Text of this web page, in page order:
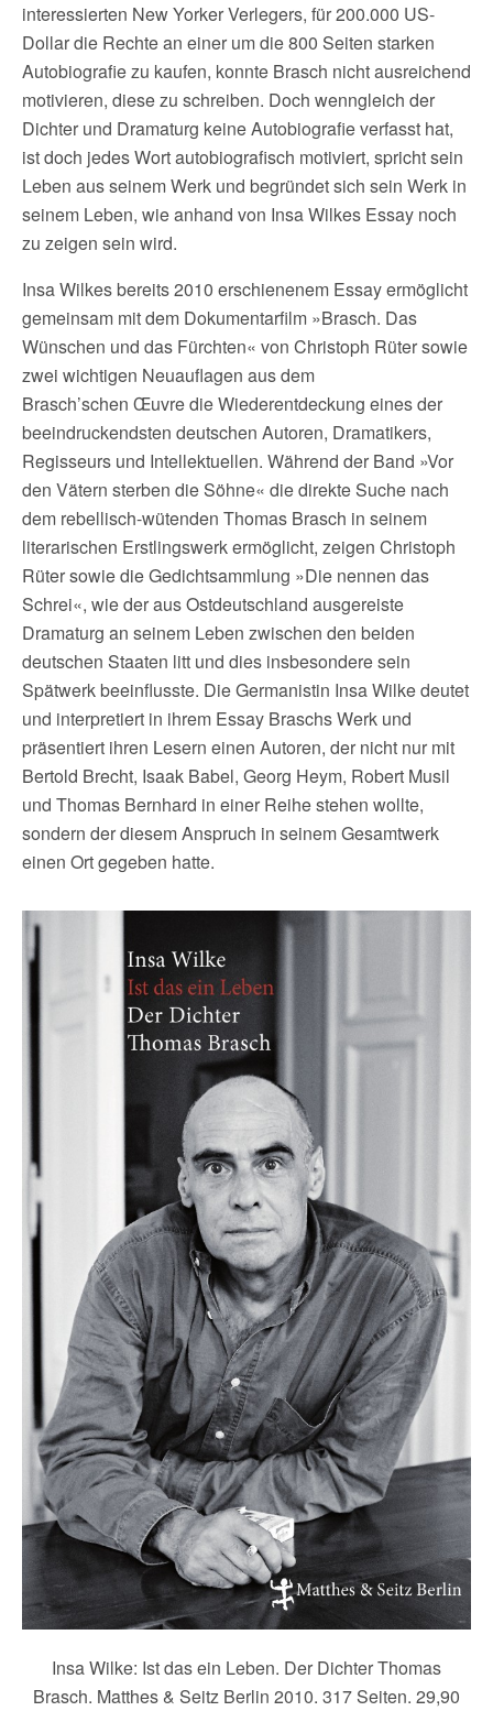
interessierten New Yorker Verlegers, für 200.000 US-
Dollar die Rechte an einer um die 800 Seiten starken
Autobiografie zu kaufen, konnte Brasch nicht ausreichend
motivieren, diese zu schreiben. Doch wenngleich der
Dichter und Dramaturg keine Autobiografie verfasst hat,
ist doch jedes Wort autobiografisch motiviert, spricht sein
Leben aus seinem Werk und begründet sich sein Werk in
seinem Leben, wie anhand von Insa Wilkes Essay noch
zu zeigen sein wird.
Insa Wilkes bereits 2010 erschienenem Essay ermöglicht
gemeinsam mit dem Dokumentarfilm »Brasch. Das
Wünschen und das Fürchten« von Christoph Rüter sowie
zwei wichtigen Neuauflagen aus dem
Brasch’schen Œuvre die Wiederentdeckung eines der
beeindruckendsten deutschen Autoren, Dramatikers,
Regisseurs und Intellektuellen. Während der Band »Vor
den Vätern sterben die Söhne« die direkte Suche nach
dem rebellisch-wütenden Thomas Brasch in seinem
literarischen Erstlingswerk ermöglicht, zeigen Christoph
Rüter sowie die Gedichtsammlung »Die nennen das
Schrei«, wie der aus Ostdeutschland ausgereiste
Dramaturg an seinem Leben zwischen den beiden
deutschen Staaten litt und dies insbesondere sein
Spätwerk beeinflusste. Die Germanistin Insa Wilke deutet
und interpretiert in ihrem Essay Braschs Werk und
präsentiert ihren Lesern einen Autoren, der nicht nur mit
Bertold Brecht, Isaak Babel, Georg Heym, Robert Musil
und Thomas Bernhard in einer Reihe stehen wollte,
sondern der diesem Anspruch in seinem Gesamtwerk
einen Ort gegeben hatte.
Insa Wilke: Ist das ein Leben. Der Dichter Thomas
Brasch. Matthes & Seitz Berlin 2010. 317 Seiten. 29,90